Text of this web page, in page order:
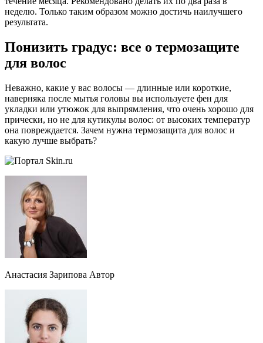
неделю. Только таким образом можно достичь наилучшего
результата.
Понизить градус: все о термозащите
для волос
Неважно, какие у вас волосы — длинные или короткие,
наверняка после мытья головы вы используете фен для
укладки или утюжок для выпрямления, что очень хорошо для
прически, но не для кутикулы волос: от высоких температур
она повреждается. Зачем нужна термозащита для волос и
какую лучше выбрать?
Анастасия Зарипова Автор